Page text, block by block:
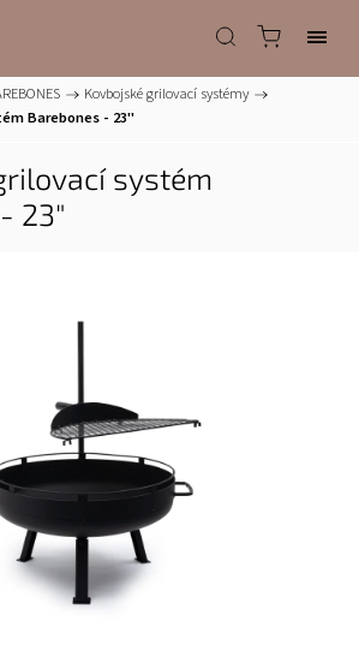
/ Kovbojské grilovací systémy /
Barebones - 23"
systém
23"